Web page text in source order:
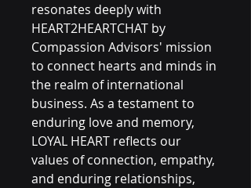
resonates deeply with
HEART2HEARTCHAT by
Compassion Advisors' mission
to connect hearts and minds in
the realm of international
business. As a testament to
enduring love and memory,
LOYAL HEART reflects our
values of connection, empathy,
and enduring relationships,